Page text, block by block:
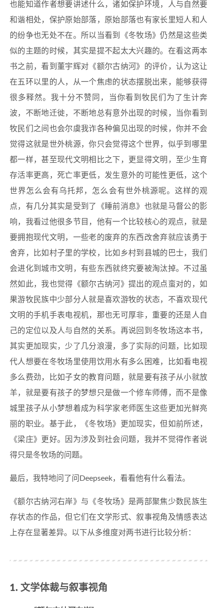
也能知道作者想要讲述什么，诸如保护环境，人与自然要
和谐相处，保护原始部落，原始部落也有家长里短人和人
的纷争也无处不在。所以当看到《冬牧场》仍然是这些类
似的主题的时候，其实是提不起太大兴趣的。在看这两本
书之前，看到董宇辉对《额尔古纳河》的评价，认为这让
在五环以里的人，从一个焦虑的状态摆脱出来，能够获得
很多释然。我十分不赞同，当你看到牧民们为了生计奔
波，不断地迁徙，不断地总有意外出现的时候，当你看到
牧民们之间也会尔虞我诈各种偏见出现的时候，你并不会
觉得这就是世外桃源，你只会觉得这个世界，似乎到哪里
都一样，甚至现代文明相比之下，更显得文明，至少生育
存活率更高，死亡率更低，发生意外的可能性更低，这个
世界怎么会有乌托邦，怎么会有世外桃源呢。这样的观
点，有几分其实是受到了《睡前消息》也就是马督公的影
响，我看过他很多节目，他有一个比较核心的观点，就是
要拥抱现代文明，一些老的废弃的东西改舍弃就应该勇于
舍弃，比如村子里的学校，比如乡村到县城的巴士，我们
会进化到城市文明，有些东西就终究要被淘汰掉。不过虽
然如此，我也觉得《额尔古纳河》提出的观点蛮对的，如
果游牧民族中少部分人就是喜欢游牧的状态，不喜欢现代
文明的手机手表电视机，那也无可厚非，重要的还是人自
己的定位以及人与自然的关系。再说回到冬牧场这本书，
其实更加现实，少了几分浪漫，多了实际的问题，比如现
代人想要在冬牧场里使用饮用水有多么困难，比如看电视
多么费劲，比如子女的教育问题，就是要有孩子从小就放
羊，就是要有孩子的梦想只是做一个修车师傅，而不是像
城里孩子从小梦想着成为科学家老师医生这些更加光鲜亮
丽的职业。基于此，《冬牧场》更加现实，但如前所述，
《梁庄》更好。因为涉及到社会问题，我并不觉得作者说
得只是冬牧场的问题。
最后，我特地问了问Deepseek，看看他有什么看法。
《额尔古纳河右岸》与《冬牧场》是两部聚焦少数民族生
存状态的作品，但它们在文学形式、叙事视角及情感表达
上存在显著差异。以下从多维度对两书进行比较分析：
1. 文学体裁与叙事视角